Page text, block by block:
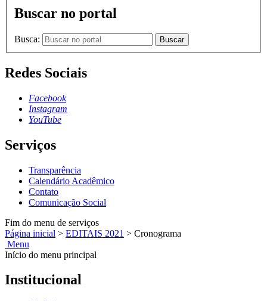
Buscar no portal
Busca: Buscar
Redes Sociais
Facebook
Instagram
YouTube
Serviços
Transparência
Calendário Acadêmico
Contato
Comunicação Social
Fim do menu de serviços
Página inicial > EDITAIS 2021 > Cronograma
Menu
Início do menu principal
Institucional